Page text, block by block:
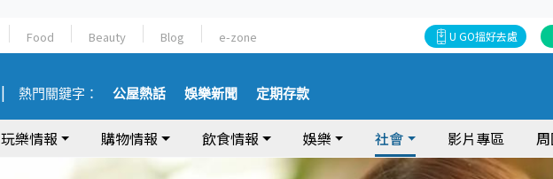
Food Beauty Blog e-zone U GO搵好去處
熱門關鍵字： 公屋熱話 娛樂新聞 定期存款
玩樂情報 購物情報 飲食情報 娛樂 社會 影片專區